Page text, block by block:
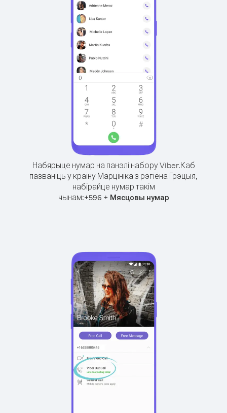
Набярыце нумар на панэлі набору Viber.Каб
пазваніць у краіну Марцініка з рэгіёна Грэцыя,
набірайце нумар такім
чынам:+596 + Мясцовы нумар